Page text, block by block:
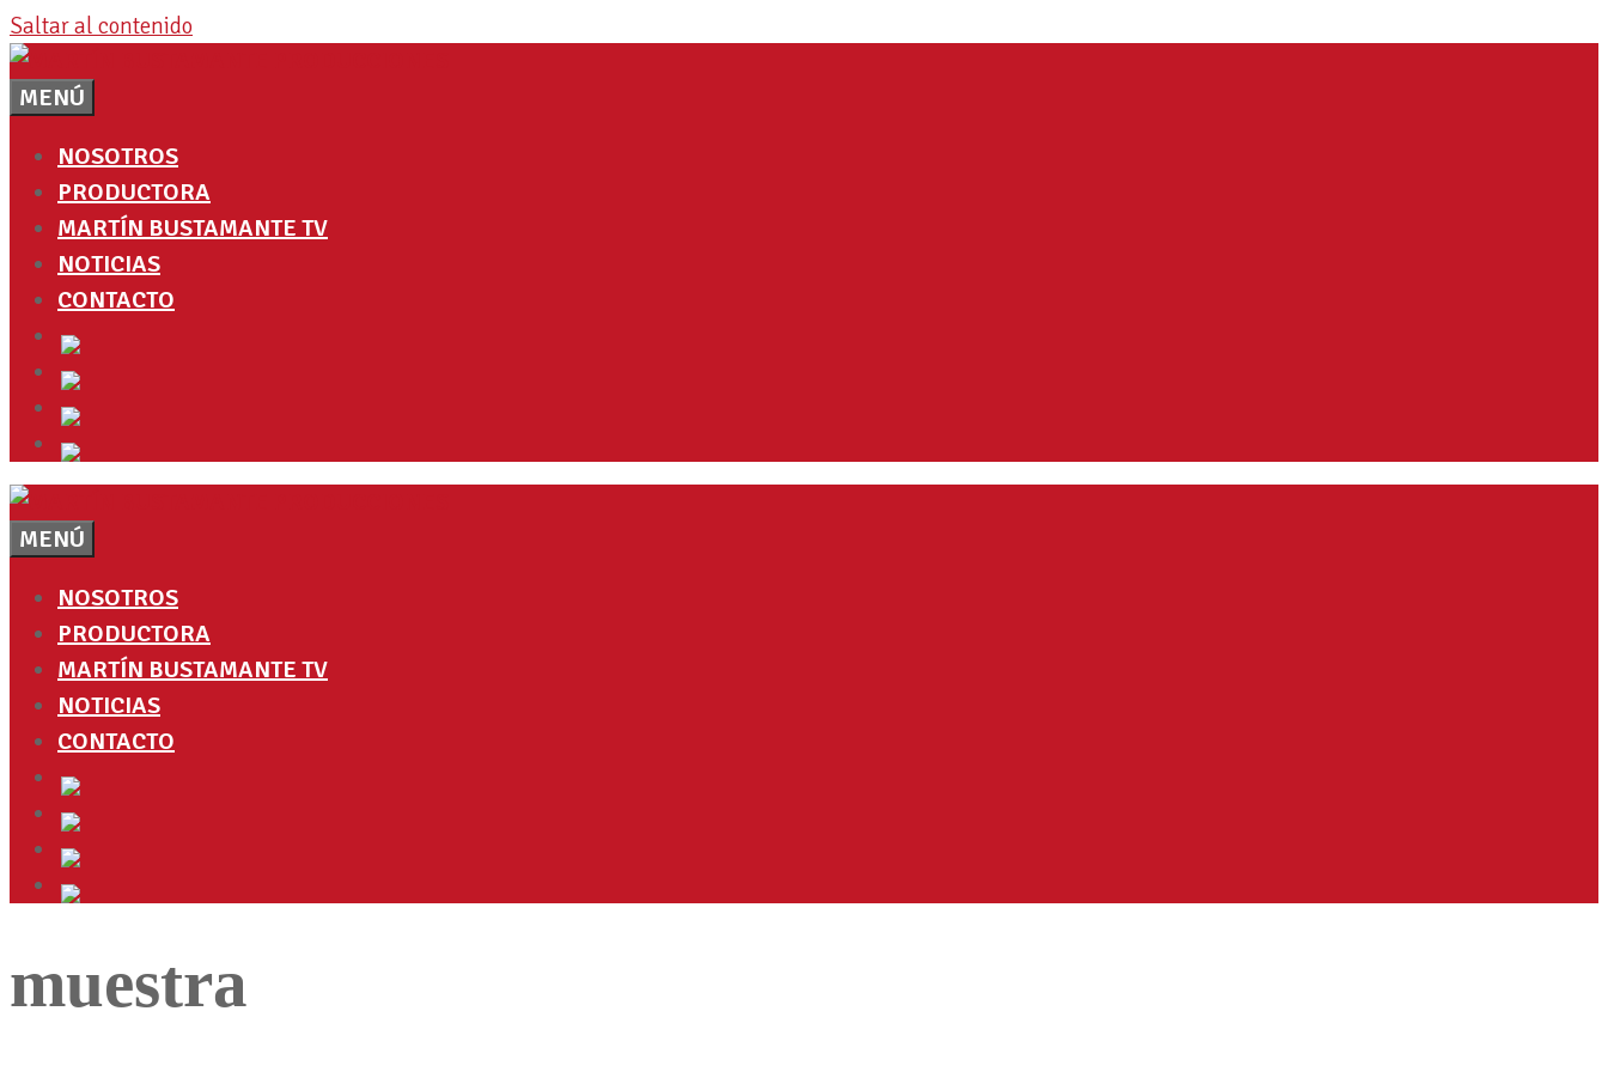
Saltar al contenido
MENÚ
NOSOTROS
PRODUCTORA
MARTÍN BUSTAMANTE TV
NOTICIAS
CONTACTO
MENÚ
NOSOTROS
PRODUCTORA
MARTÍN BUSTAMANTE TV
NOTICIAS
CONTACTO
muestra